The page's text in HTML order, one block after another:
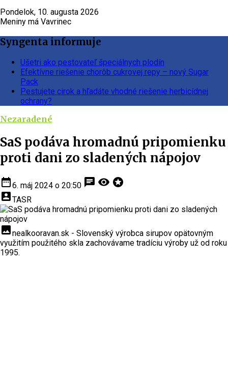
Pondelok, 10. augusta 2026
Meniny má Vavrinec
Syngenta informuje
Ušetri ako pestovateľ špeciálnych plodín
Efektívne riešenie chorôb cukrovej repy – nový Sugar
Pack
Pestujete cirok a hľadáte vhodné riešenie herbicídnej
ochrany?
Nezaradené
SaS podáva hromadnú pripomienku
proti dani zo sladených nápojov
date_range6. máj 2024 o 20:50 chat visibility stars
account_boxTASR
insert_photonealkooravan.sk - Slovenský výrobca sirupov opätovným
využitím použitého skla zachovávame tradíciu výroby už od roku
1995.